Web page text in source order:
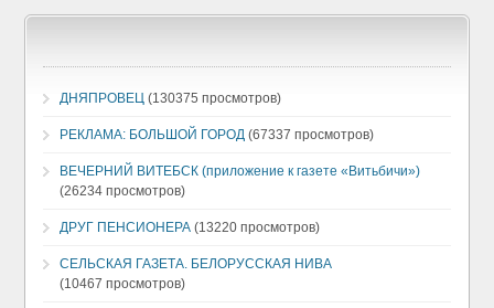
ДНЯПРОВЕЦ (130375 просмотров)
РЕКЛАМА: БОЛЬШОЙ ГОРОД (67337 просмотров)
ВЕЧЕРНИЙ ВИТЕБСК (приложение к газете «Витьбичи»)
(26234 просмотров)
ДРУГ ПЕНСИОНЕРА (13220 просмотров)
СЕЛЬСКАЯ ГАЗЕТА. БЕЛОРУССКАЯ НИВА
(10467 просмотров)